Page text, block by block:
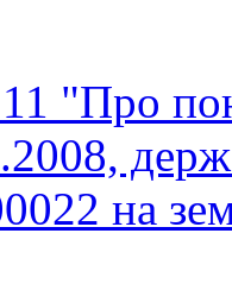
"Про
на